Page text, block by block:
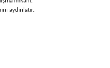
aydınlatır.